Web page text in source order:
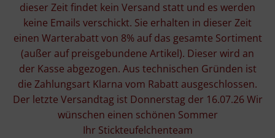
Stickpackungen
Stickgarne
Stoffe
Mill Hill Beads
dieser Zeit findet kein Versand statt und es werden
keine Emails verschickt. Sie erhalten in dieser Zeit
einen Warterabatt von 8% auf das gesamte Sortiment
(außer auf preisgebundene Artikel). Dieser wird an
der Kasse abgezogen. Aus technischen Gründen ist
die Zahlungsart Klarna vom Rabatt ausgeschlossen.
Der letzte Versandtag ist Donnerstag der 16.07.26 Wir
wünschen einen schönen Sommer
Ihr Stickteufelchenteam